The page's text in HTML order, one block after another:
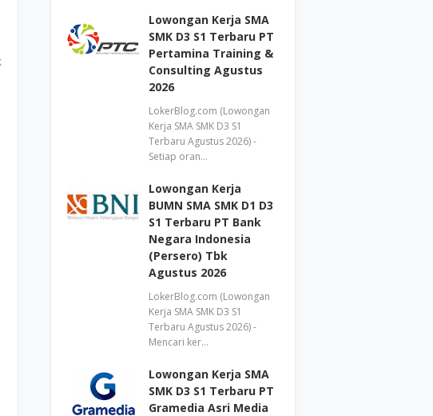
Lowongan Kerja SMA
SMK D3 S1 Terbaru PT
Pertamina Training &
Consulting Agustus
2026
LokerBlog.com (Lowongan
Kerja SMA SMK D3 S1
Terbaru Agustus 2026) -
Setiap oran…
Lowongan Kerja
BUMN SMA SMK D1 D3
S1 Terbaru PT Bank
Negara Indonesia
(Persero) Tbk
Agustus 2026
LokerBlog.com (Lowongan
Kerja SMA SMK D3 S1
Terbaru Agustus 2026) -
Mencari ker…
Lowongan Kerja SMA
SMK D3 S1 Terbaru PT
Gramedia Asri Media